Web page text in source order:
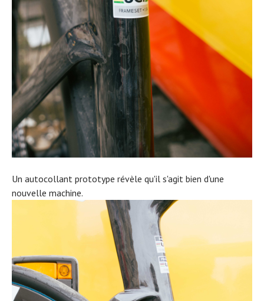
Un autocollant prototype révèle qu'il s'agit bien d'une
nouvelle machine.